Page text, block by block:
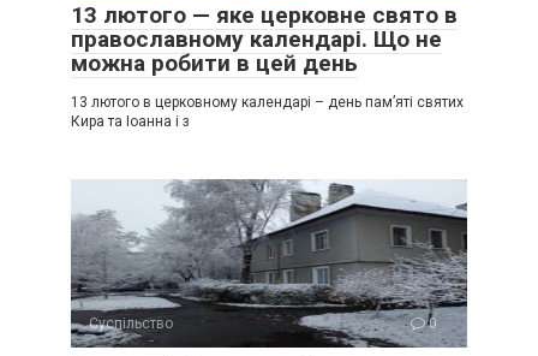
13 лютого — яке церковне свято в
православному календарі. Що не
можна робити в цей день
13 лютого в церковному календарі – день пам’яті святих
Кира та Іоанна і з
Суспільство 0